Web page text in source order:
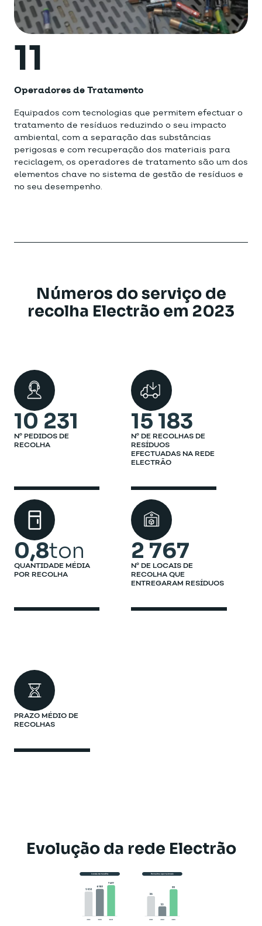
11
Operadores de Tratamento
Equipados com tecnologias que permitem efectuar o
tratamento de resíduos reduzindo o seu impacto
ambiental, com a separação das substâncias
perigosas e com recuperação dos materiais para
reciclagem, os operadores de tratamento são um dos
elementos chave no sistema de gestão de resíduos e
no seu desempenho.
Números do serviço de
recolha Electrão em 2023
10 231
Nº PEDIDOS DE
RECOLHA
15 183
Nº DE RECOLHAS DE
RESÍDUOS
EFECTUADAS NA REDE
ELECTRÃO
0,8ton
QUANTIDADE MÉDIA
POR RECOLHA
2 767
Nº DE LOCAIS DE
RECOLHA QUE
ENTREGARAM RESÍDUOS
PRAZO MÉDIO DE
RECOLHAS
Evolução da rede Electrão